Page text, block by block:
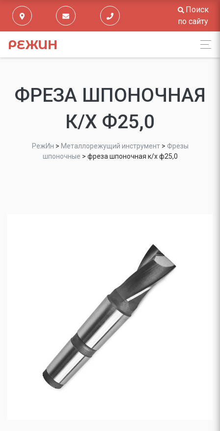
Поиск
по сайту
РЕЖИН
ФРЕЗА ШПОНОЧНАЯ
К/Х Ф25,0
РежИн > Металлорежущий инструмент> Фрезы
шпоночные > фреза шпоночная к/х ф25,0